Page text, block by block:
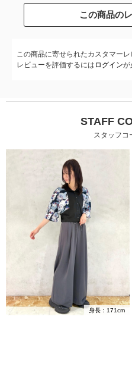
この商品の
この商品に寄せられたカスタマーレ
レビューを評価するには ログインが
STAFF
スタッフコ
身長：171cm